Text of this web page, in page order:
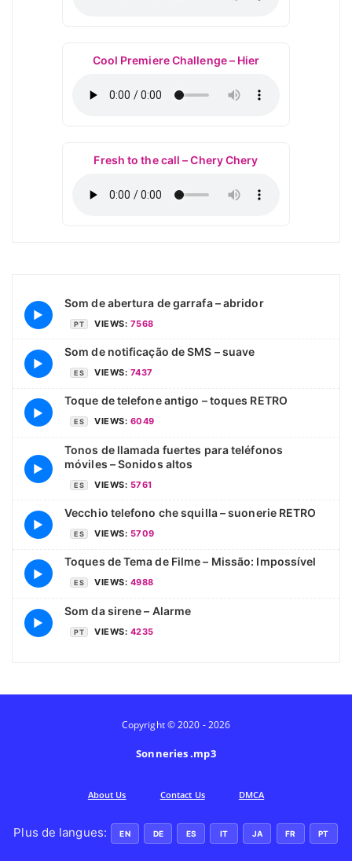
Cool Premiere Challenge – Hier
Fresh to the call – Chery Chery
▶
Som de abertura de garrafa – abridor
PT VIEWS: 7568
▶
Som de notificação de SMS – suave
ES VIEWS: 7437
▶
Toque de telefone antigo – toques RETRO
ES VIEWS: 6049
▶
Tonos de llamada fuertes para teléfonos
móviles – Sonidos altos
ES VIEWS: 5761
▶
Vecchio telefono che squilla – suonerie RETRO
ES VIEWS: 5709
▶
Toques de Tema de Filme – Missão: Impossível
ES VIEWS: 4988
▶
Som da sirene – Alarme
PT VIEWS: 4235
Copyright © 2020 - 2026
Sonneries .mp3
Аbout Us Contact Us DMCA
Plus de langues: EN DE ES IT JA FR PT